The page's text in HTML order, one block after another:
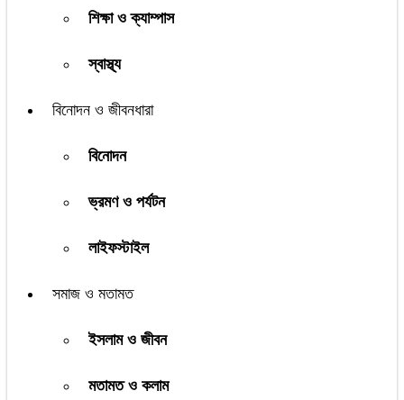
শিক্ষা ও ক্যাম্পাস
স্বাস্থ্য
বিনোদন ও জীবনধারা
বিনোদন
ভ্রমণ ও পর্যটন
লাইফস্টাইল
সমাজ ও মতামত
ইসলাম ও জীবন
মতামত ও কলাম